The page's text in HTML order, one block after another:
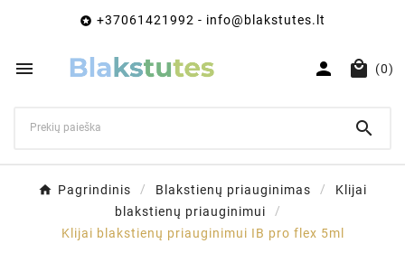
 +37061421992 - info@blakstutes.lt
   (0)

Pagrindinis Blakstienų priauginimas
Klijai
blakstienų priauginimui
Klijai blakstienų priauginimui IB pro flex 5ml